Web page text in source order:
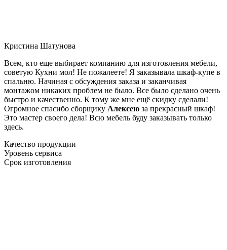
Кристина Шатунова
Всем, кто еще выбирает компанию для изготовления мебели,
советую Кухни мол! Не пожалеете! Я заказывала шкаф-купе в
спальню. Начиная с обсуждения заказа и заканчивая
монтажом никаких проблем не было. Все было сделано очень
быстро и качественно. К тому же мне ещё скидку сделали!
Огромное спасибо сборщику Алексею за прекрасный шкаф!
Это мастер своего дела! Всю мебель буду заказывать только
здесь.
Качество продукции
Уровень сервиса
Срок изготовления